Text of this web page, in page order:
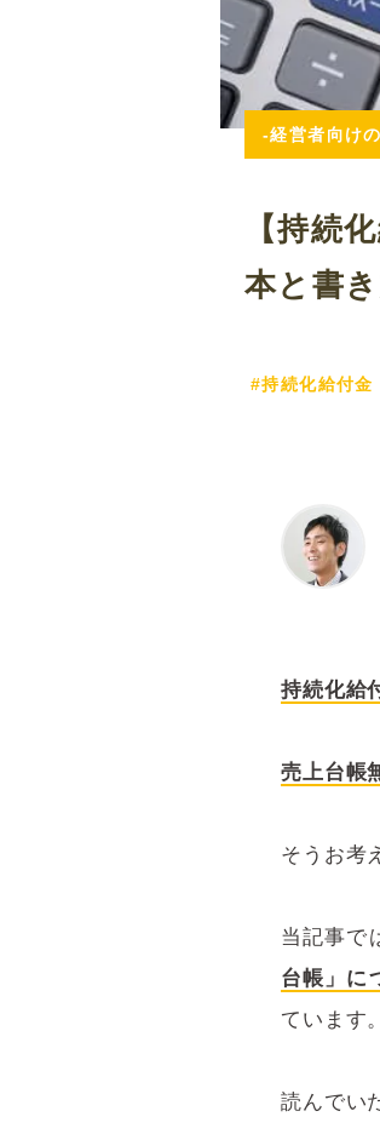
-経営者向け
【持続
本と書
#持続化給付金
持続化給
売上台帳
そうお考
当記事で
台帳」に
ています。
読んでい